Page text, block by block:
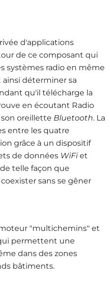
d'applications
de ce composant qui
systèmes radio en même
déterminer sa
qu'il télécharge la
en écoutant Radio
son oreillette Bluetooth. La
entre les quatre
grâce à un dispositif
de données WiFiet
telle façon que
sans se gêner
"multichemins" et
permettent une
dans des zones
bâtiments.